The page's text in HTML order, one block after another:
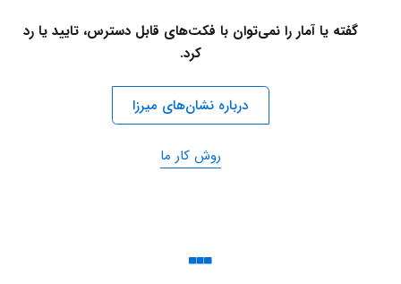
گفته یا آمار را نمی‌توان با فکت‌های قابل دسترس، تایید یا رد
کرد.
درباره نشان‌های میرزا
روش کار ما